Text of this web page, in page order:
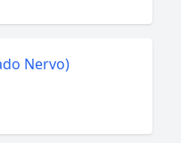
Nervo)